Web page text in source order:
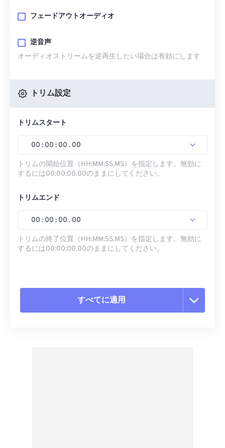
フェードアウトオーディオ
逆音声
オーディオストリームを逆再生したい場合は有効にします
トリム設定
トリムスタート
00 : 00 : 00 . 00
トリムの開始位置（HH:MM:SS.MS）を指定します。無効に
するには00:00:00.00のままにしてください。
トリムエンド
00 : 00 : 00 . 00
トリムの終了位置（HH:MM:SS.MS）を指定します。無効に
するには00:00:00.00のままにしてください。
すべてに適用